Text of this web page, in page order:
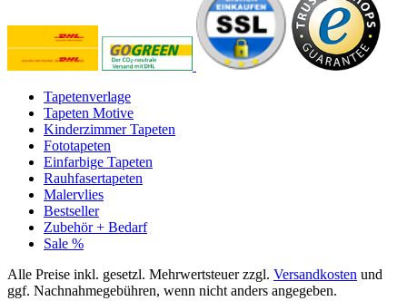
Tapetenverlage
Tapeten Motive
Kinderzimmer Tapeten
Fototapeten
Einfarbige Tapeten
Rauhfasertapeten
Malervlies
Bestseller
Zubehör + Bedarf
Sale %
Alle Preise inkl. gesetzl. Mehrwertsteuer zzgl. Versandkosten und
ggf. Nachnahmegebühren, wenn nicht anders angegeben.